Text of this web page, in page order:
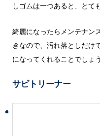
しゴムは一つあると、とて
綺麗になったらメンテナン
きなので、汚れ落としだけ
になってくれることでしょう
サビトリーナー